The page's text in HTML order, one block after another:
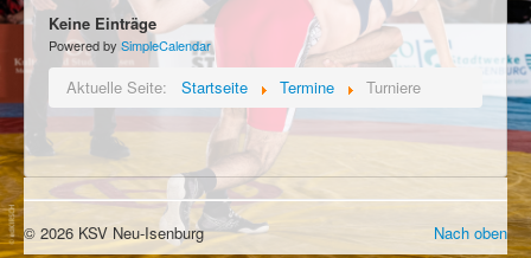
Termine
Warum Ringen?
Einführung
Kontakt
Impressum
Keine Einträge
Powered by SimpleCalendar
Aktuelle Seite: Startseite Termine Turniere
Nach oben
© 2026 KSV Neu-Isenburg